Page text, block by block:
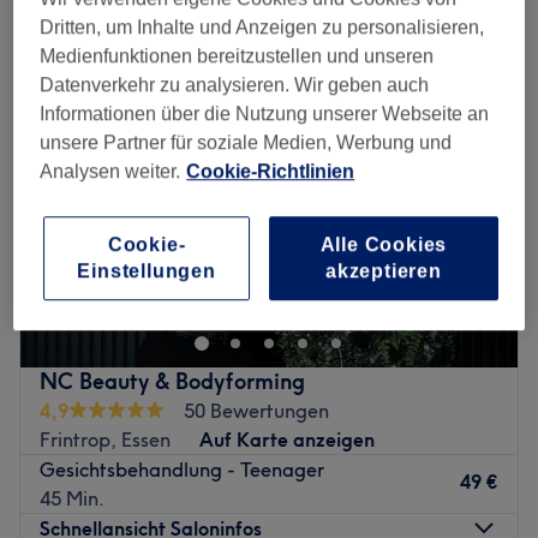
gesichtsbehandlungen für teenager in der Nähe von Frintrop, Essen
NC Beauty & Bodyforming
4,9
50 Bewertungen
Frintrop, Essen
Auf Karte anzeigen
Gesichtsbehandlung - Teenager
45 Min.
49 €
Schnellansicht Saloninfos
Dritten, um Inhalte und Anzeigen zu personalisieren,
Medienfunktionen bereitzustellen und unseren
Datenverkehr zu analysieren. Wir geben auch
Informationen über die Nutzung unserer Webseite an
unsere Partner für soziale Medien, Werbung und
Analysen weiter. Cookie-Richtlinien
Cookie-
Einstellungen
Alle Cookies
akzeptieren